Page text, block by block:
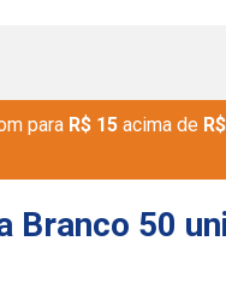
para R$ 15 acima de
Branco 50